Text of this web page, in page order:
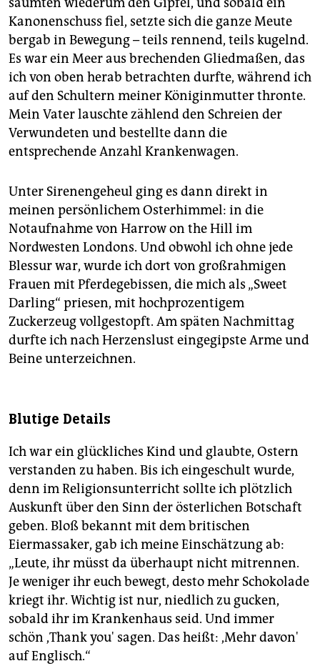
Kanonenschuss fiel, setzte sich die ganze Meute
bergab in Bewegung – teils rennend, teils kugelnd.
Es war ein Meer aus brechenden Gliedmaßen, das
ich von oben herab betrachten durfte, während ich
auf den Schultern meiner Königinmutter thronte.
Mein Vater lauschte zählend den Schreien der
Verwundeten und bestellte dann die
entsprechende Anzahl Krankenwagen.
Unter Sirenengeheul ging es dann direkt in
meinen persönlichem Osterhimmel: in die
Notaufnahme von Harrow on the Hill im
Nordwesten Londons. Und obwohl ich ohne jede
Blessur war, wurde ich dort von großrahmigen
Frauen mit Pferdegebissen, die mich als „Sweet
Darling“ priesen, mit hochprozentigem
Zuckerzeug vollgestopft. Am späten Nachmittag
durfte ich nach Herzenslust eingegipste Arme und
Beine unterzeichnen.
Blutige Details
Ich war ein glückliches Kind und glaubte, Ostern
verstanden zu haben. Bis ich eingeschult wurde,
denn im Religionsunterricht sollte ich plötzlich
Auskunft über den Sinn der österlichen Botschaft
geben. Bloß bekannt mit dem britischen
Eiermassaker, gab ich meine Einschätzung ab:
„Leute, ihr müsst da überhaupt nicht mitrennen.
Je weniger ihr euch bewegt, desto mehr Schokolade
kriegt ihr. Wichtig ist nur, niedlich zu gucken,
sobald ihr im Krankenhaus seid. Und immer
schön ,Thank you' sagen. Das heißt: ,Mehr davon'
auf Englisch.“